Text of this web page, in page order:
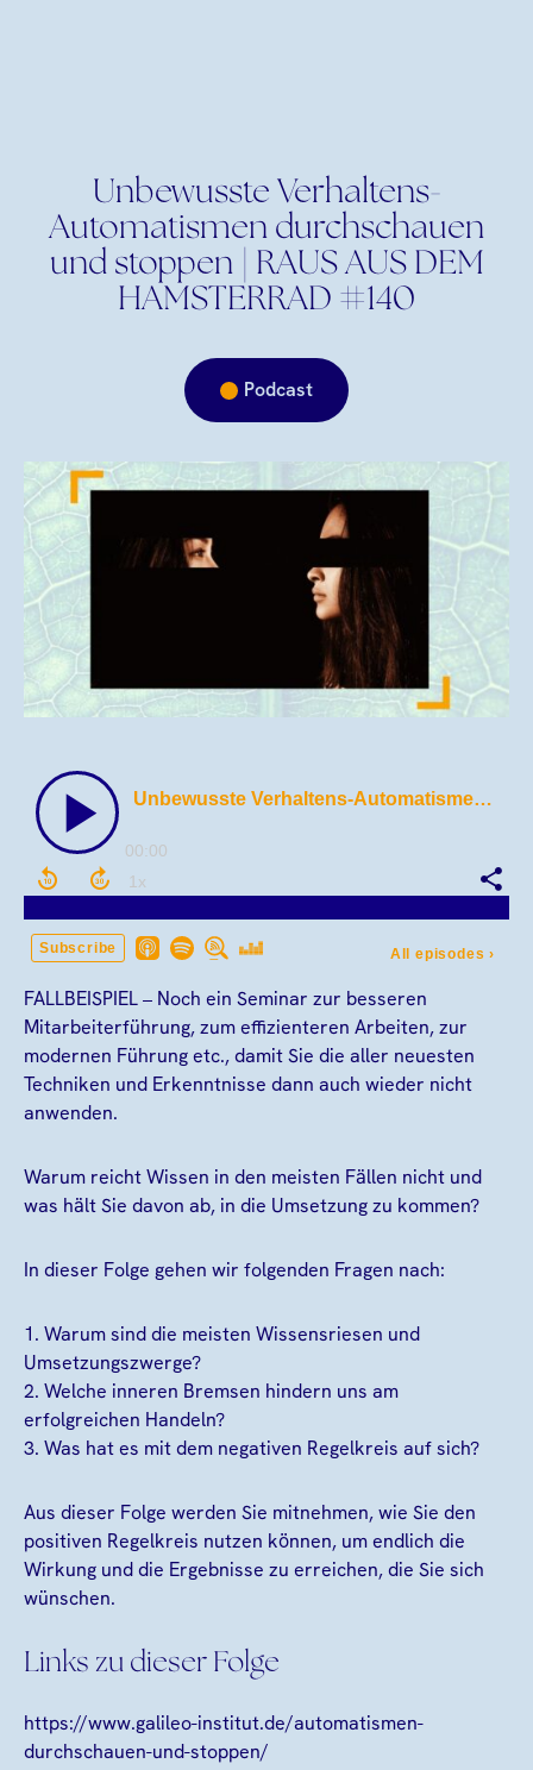
Unbewusste Verhaltens-
Automatismen durchschauen
und stoppen | RAUS AUS DEM
HAMSTERRAD #140
Podcast
FALLBEISPIEL – Noch ein Seminar zur besseren
Mitarbeiterführung, zum effizienteren Arbeiten, zur
modernen Führung etc., damit Sie die aller neuesten
Techniken und Erkenntnisse dann auch wieder nicht
anwenden.
Warum reicht Wissen in den meisten Fällen nicht und
was hält Sie davon ab, in die Umsetzung zu kommen?
In dieser Folge gehen wir folgenden Fragen nach:
1. Warum sind die meisten Wissensriesen und
Umsetzungszwerge?
2. Welche inneren Bremsen hindern uns am
erfolgreichen Handeln?
3. Was hat es mit dem negativen Regelkreis auf sich?
Aus dieser Folge werden Sie mitnehmen, wie Sie den
positiven Regelkreis nutzen können, um endlich die
Wirkung und die Ergebnisse zu erreichen, die Sie sich
wünschen.
Links zu dieser Folge
https://www.galileo-institut.de/automatismen-
durchschauen-und-stoppen/